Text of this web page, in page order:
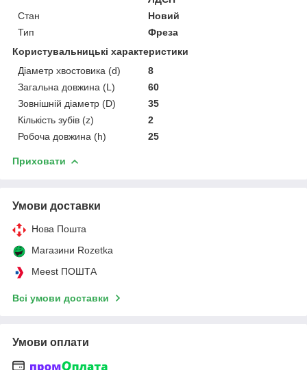
Стан
Новий
Тип
Фреза
Користувальницькі характеристики
Діаметр хвостовика (d)
8
Загальна довжина (L)
60
Зовнішній діаметр (D)
35
Кількість зубів (z)
2
Робоча довжина (h)
25
Приховати
Умови доставки
Нова Пошта
Магазини Rozetka
Meest ПОШТА
Всі умови доставки
Умови оплати